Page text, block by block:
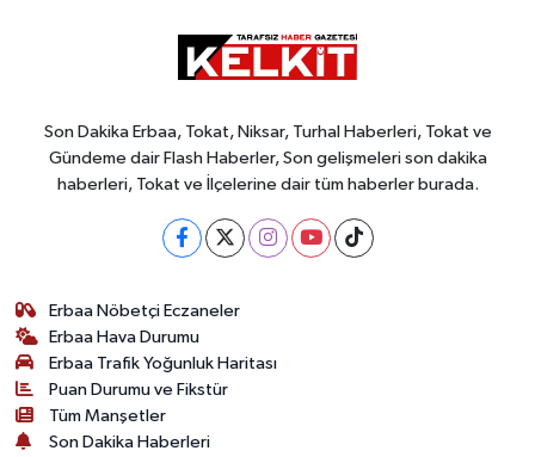
Son Dakika Erbaa, Tokat, Niksar, Turhal Haberleri, Tokat ve
Gündeme dair Flash Haberler, Son gelişmeleri son dakika
haberleri, Tokat ve İlçelerine dair tüm haberler burada.
Erbaa Nöbetçi Eczaneler
Erbaa Hava Durumu
Erbaa Trafik Yoğunluk Haritası
Puan Durumu ve Fikstür
Tüm Manşetler
Son Dakika Haberleri